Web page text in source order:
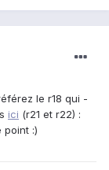
le r18 qui -
ici (r21 et r22) :
point :)